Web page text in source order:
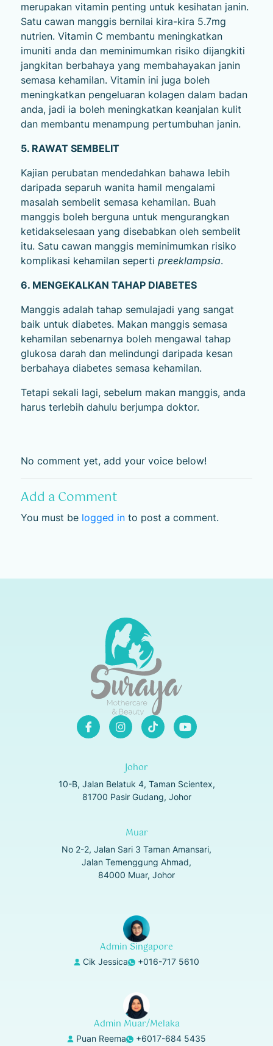
merupakan vitamin penting untuk kesihatan janin.
Satu cawan manggis bernilai kira-kira 5.7mg
nutrien. Vitamin C membantu meningkatkan
imuniti anda dan meminimumkan risiko dijangkiti
jangkitan berbahaya yang membahayakan janin
semasa kehamilan. Vitamin ini juga boleh
meningkatkan pengeluaran kolagen dalam badan
anda, jadi ia boleh meningkatkan keanjalan kulit
dan membantu menampung pertumbuhan janin.
5. RAWAT SEMBELIT
Kajian perubatan mendedahkan bahawa lebih
daripada separuh wanita hamil mengalami
masalah sembelit semasa kehamilan. Buah
manggis boleh berguna untuk mengurangkan
ketidakselesaan yang disebabkan oleh sembelit
itu. Satu cawan manggis meminimumkan risiko
komplikasi kehamilan seperti preeklampsia.
6. MENGEKALKAN TAHAP DIABETES
Manggis adalah tahap semulajadi yang sangat
baik untuk diabetes. Makan manggis semasa
kehamilan sebenarnya boleh mengawal tahap
glukosa darah dan melindungi daripada kesan
berbahaya diabetes semasa kehamilan.
Tetapi sekali lagi, sebelum makan manggis, anda
harus terlebih dahulu berjumpa doktor.
No comment yet, add your voice below!
Add a Comment
You must be logged into post a comment.
Johor
10-B, Jalan Belatuk 4, Taman Scientex,
81700 Pasir Gudang, Johor
Muar
No 2-2, Jalan Sari 3 Taman Amansari,
Jalan Temenggung Ahmad,
84000 Muar, Johor
Admin Singapore
Cik Jessica +016-717 5610
Admin Muar/Melaka
Puan Reema +6017-684 5435